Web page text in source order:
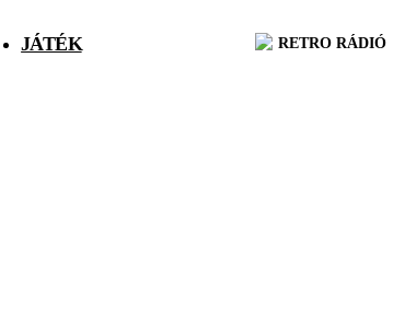
JÁTÉK RETRO RÁDIÓ